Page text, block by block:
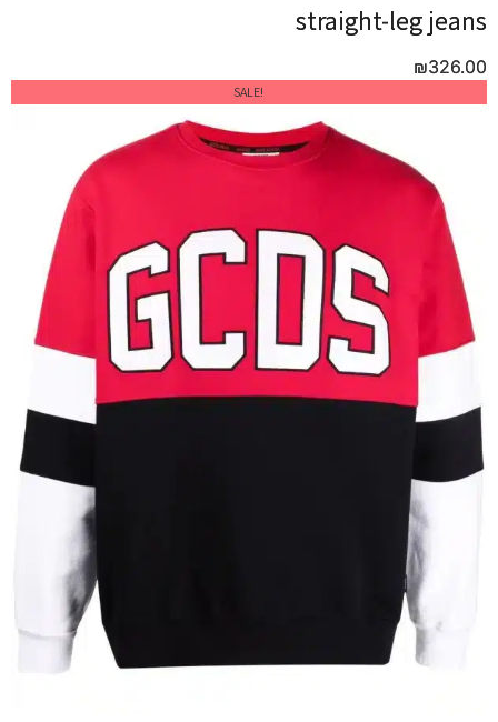
straight-leg jeans
₪326.00
!SALE
straight-leg jeans
₪326.00
!SALE